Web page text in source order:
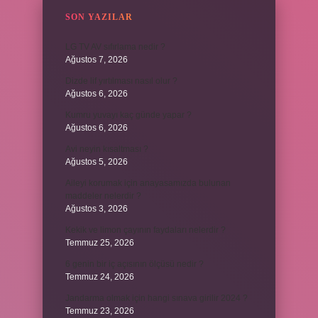
SON YAZILAR
Ağustos 7, 2026
Ağustos 6, 2026
Ağustos 6, 2026
Ağustos 5, 2026
Ağustos 3, 2026
Temmuz 25, 2026
Temmuz 24, 2026
Temmuz 23, 2026